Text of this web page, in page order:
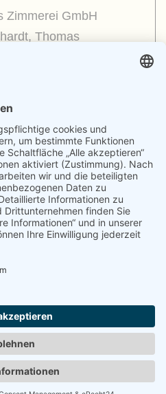
Zimmerei GmbH
Thomas
/ OT Borthen
56 50
56 70
Datenschutz